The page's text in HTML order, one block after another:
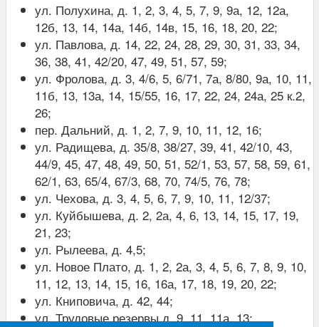
ул. Полухина, д. 1, 2, 3, 4, 5, 7, 9, 9а, 12, 12а,
12б, 13, 14, 14а, 14б, 14в, 15, 16, 18, 20, 22;
ул. Павлова, д. 14, 22, 24, 28, 29, 30, 31, 33, 34,
36, 38, 41, 42/20, 47, 49, 51, 57, 59;
ул. Фролова, д. 3, 4/6, 5, 6/71, 7а, 8/80, 9а, 10, 11,
11б, 13, 13а, 14, 15/55, 16, 17, 22, 24, 24а, 25 к.2,
26;
пер. Дальний, д. 1, 2, 7, 9, 10, 11, 12, 16;
ул. Радищева, д. 35/8, 38/27, 39, 41, 42/10, 43,
44/9, 45, 47, 48, 49, 50, 51, 52/1, 53, 57, 58, 59, 61,
62/1, 63, 65/4, 67/3, 68, 70, 74/5, 76, 78;
ул. Чехова, д. 3, 4, 5, 6, 7, 9, 10, 11, 12/37;
ул. Куйбышева, д. 2, 2а, 4, 6, 13, 14, 15, 17, 19,
21, 23;
ул. Рылеева, д. 4,5;
ул. Новое Плато, д. 1, 2, 2а, 3, 4, 5, 6, 7, 8, 9, 10,
11, 12, 13, 14, 15, 16, 16а, 17, 18, 19, 20, 22;
ул. Книповича, д. 42, 44;
ул. Трудовые резервы д. 9, 11, 11а, 13;